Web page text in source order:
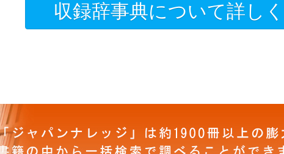
収録辞事典について詳し